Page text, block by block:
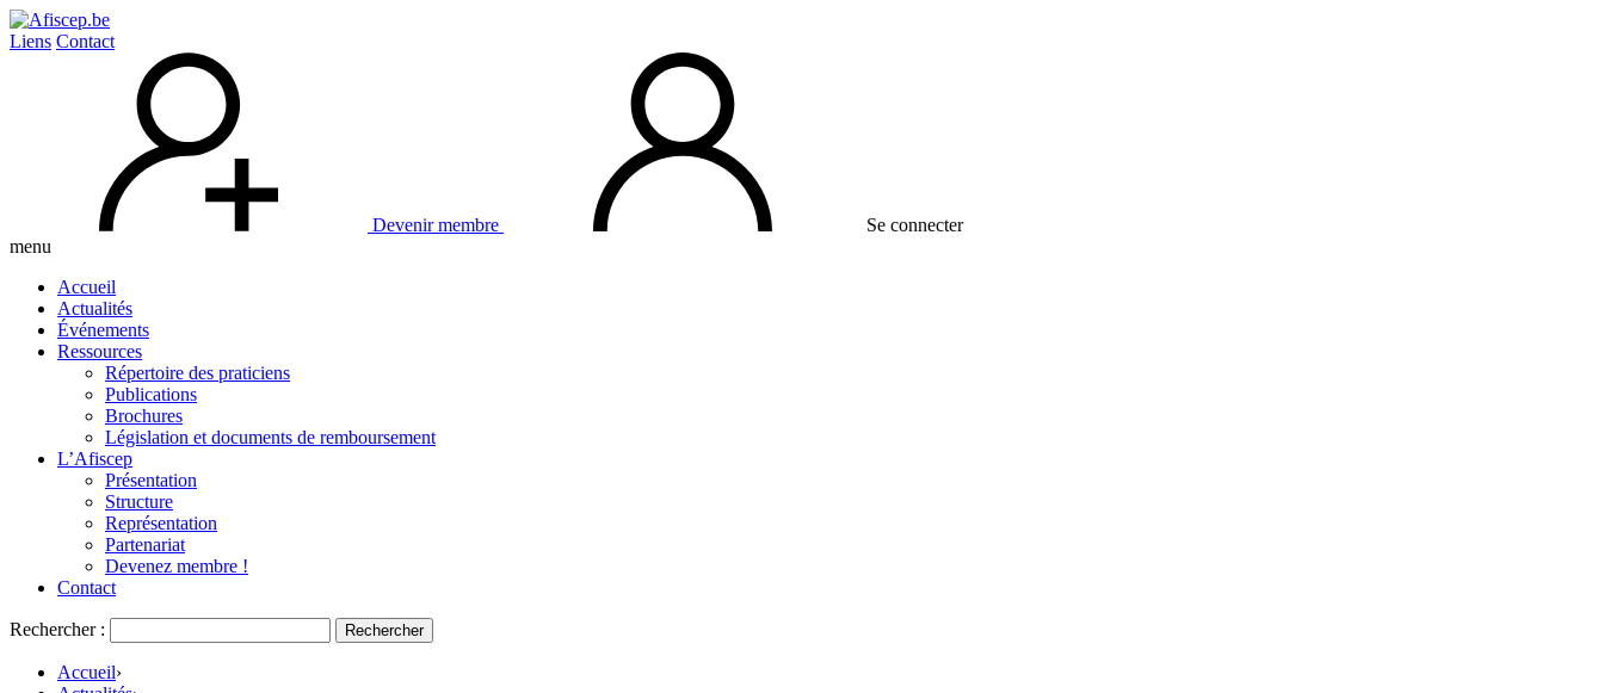
Liens Contact
Devenir membre
Se connecter
menu
Accueil
Actualités
Événements
Ressources
Répertoire des praticiens
Publications
Brochures
Législation et documents de remboursement
L’Afiscep
Présentation
Structure
Représentation
Partenariat
Devenez membre !
Contact
Rechercher :
Accueil›